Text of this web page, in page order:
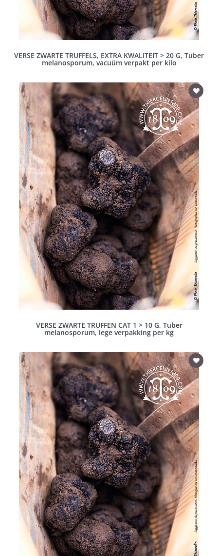
VERSE ZWARTE TRUFFELS, EXTRA KWALITEIT > 20 G, Tuber
melanosporum, vacuüm verpakt per kilo
VERSE ZWARTE TRUFFEN CAT 1 > 10 G, Tuber
melanosporum, lege verpakking per kg